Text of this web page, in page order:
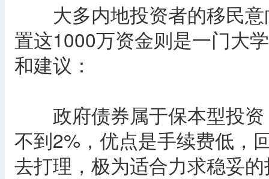
大多内地投资者的移民意
置这1000万资金则是一门大
和建议：
政府债券属于保本型投资
不到2%，优点是手续费低，
去打理，极为适合力求稳妥